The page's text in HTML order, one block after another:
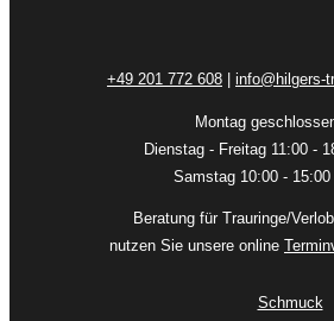
+49 201 772 608 info@hilgers-
Montag
Dienstag - Freitag 11:00 -
Samstag 10:00 - 15:00
Beratung für Trauringe/
nutzen Sie unsere online
Schmuck